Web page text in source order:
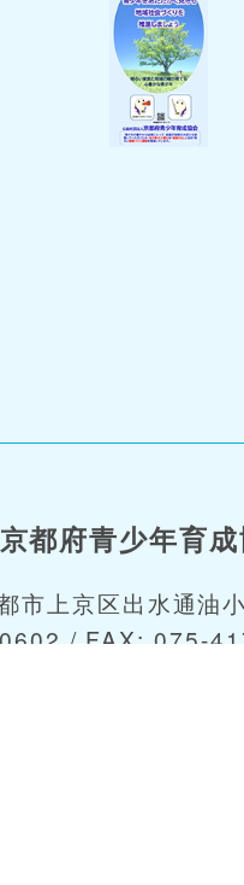
都府青少年育
市上京区出水通油
/ FAX: 075-